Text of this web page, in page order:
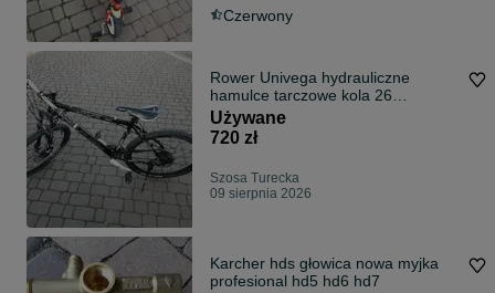
Czerwony
Rower Univega hydrauliczne
hamulce tarczowe kola 26
schwalbe
Używane
720 zł
Szosa Turecka
09 sierpnia 2026
Karcher hds głowica nowa myjka
profesional hd5 hd6 hd7